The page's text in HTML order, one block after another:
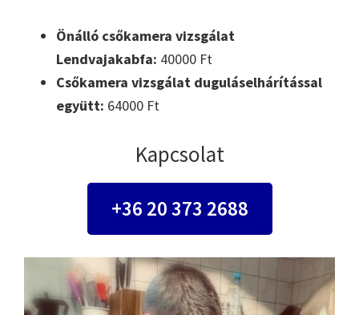
Önálló csőkamera vizsgálat
Lendvajakabfa: 40000 Ft
Csőkamera vizsgálat duguláselhárítással
együtt: 64000 Ft
Kapcsolat
+36 20 373 2688